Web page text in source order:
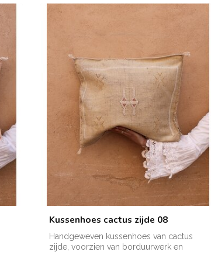
Kussenhoes cactus zijde 08
Handgeweven kussenhoes van cactus
zijde, voorzien van borduurwerk en